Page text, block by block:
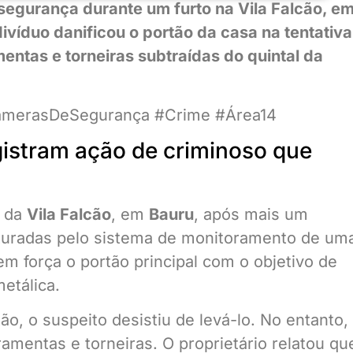
durante um furto na Vila Falcão,
danificou o portão da casa na tentativa
e torneiras subtraídas do quintal da
#Crime #Área14
ação de criminoso que
Vila Falcão, em Bauru, após mais um
pelo sistema de monitoramento de
força o portão principal com o objetivo de
o suspeito desistiu de levá-lo. No entanto,
e torneiras. O proprietário relatou